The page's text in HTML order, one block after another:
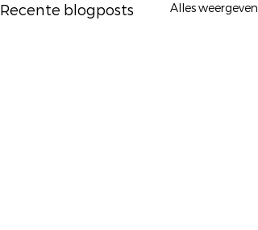
Recente blogposts Alles weergeven